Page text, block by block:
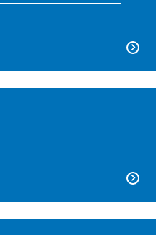

